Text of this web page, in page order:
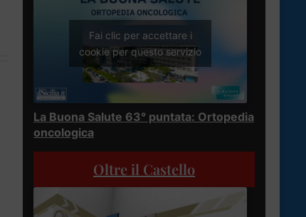
Fai clic per accettare i
cookie per questo servizio
La Buona Salute 63° puntata: Ortopedia
oncologica
Oltre il Castello